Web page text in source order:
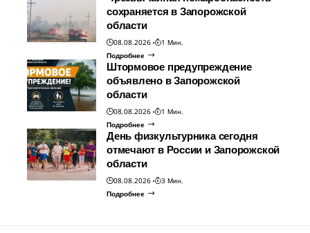
сохраняется в Запорожской
области
08.08.2026
1 Мин.
Подробнее
Штормовое предупреждение
объявлено в Запорожской
области
08.08.2026
1 Мин.
Подробнее
День физкультурника сегодня
отмечают в России и Запорожской
области
08.08.2026
3 Мин.
Подробнее